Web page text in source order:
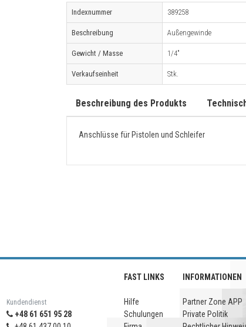
Indexnummer 389258
Beschreibung Außengewinde
Gewicht / Masse 1/4"
Verkaufseinheit Stk.
Beschreibung des Produkts
Anschlüsse für Pistolen und Schleifer
Kundendienst
+48 61 651 95 28
FAST LINKS
Hilfe
Schulungen
INFORMATIONEN
Partner Zone APP
Private Politik